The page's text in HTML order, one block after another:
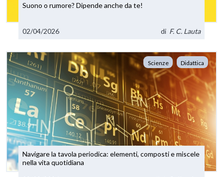
Suono o rumore? Dipende anche da te!
02/04/2026 di F. C. Lauta
Scienze Didattica
Navigare la tavola periodica: elementi, composti e miscele
nella vita quotidiana